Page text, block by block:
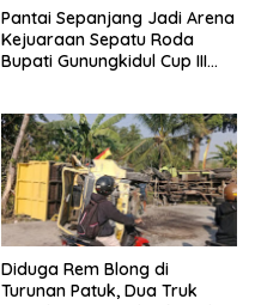
Pantai Sepanjang Jadi Arena
Kejuaraan Sepatu Roda
Bupati Gunungkidul Cup III
Tourism
Diduga Rem Blong di
Turunan Patuk, Dua Truk